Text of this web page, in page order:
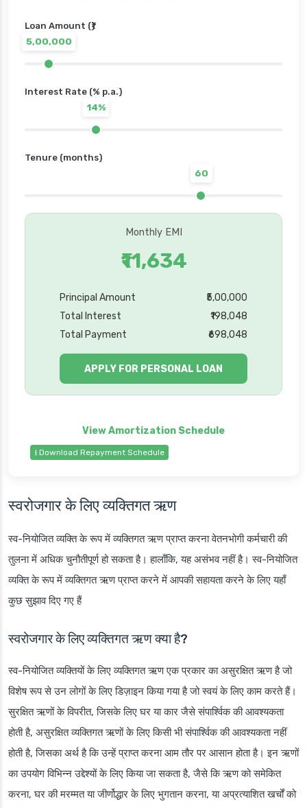
Loan Amount (₹)
5,00,000
Interest Rate (% p.a.)
14%
Tenure (months)
60
Monthly EMI
₹11,634
Principal Amount
₹5,00,000
Total Interest
₹198,048
Total Payment
₹698,048
APPLY FOR PERSONAL LOAN
⭳ Download Repayment Schedule
स्वरोजगार के लिए व्यक्तिगत ऋण
स्व-नियोजित व्यक्ति के रूप में व्यक्तिगत ऋण प्राप्त करना वेतनभोगी कर्मचारी की
तुलना में अधिक चुनौतीपूर्ण हो सकता है। हालाँकि, यह असंभव नहीं है। स्व-नियोजित
व्यक्ति के रूप में व्यक्तिगत ऋण प्राप्त करने में आपकी सहायता करने के लिए यहाँ
कुछ सुझाव दिए गए हैं
स्वरोजगार के लिए व्यक्तिगत ऋण क्या है?
स्व-नियोजित व्यक्तियों के लिए व्यक्तिगत ऋण एक प्रकार का असुरक्षित ऋण है जो
विशेष रूप से उन लोगों के लिए डिज़ाइन किया गया है जो स्वयं के लिए काम करते हैं।
सुरक्षित ऋणों के विपरीत, जिसके लिए घर या कार जैसे संपार्श्विक की आवश्यकता
होती है, असुरक्षित व्यक्तिगत ऋणों के लिए किसी भी संपार्श्विक की आवश्यकता नहीं
होती है, जिसका अर्थ है कि उन्हें प्राप्त करना आम तौर पर आसान होता है। इन ऋणों
का उपयोग विभिन्न उद्देश्यों के लिए किया जा सकता है, जैसे कि ऋण को समेकित
करना, घर की मरम्मत या जीर्णोद्धार के लिए भुगतान करना, या अप्रत्याशित खर्चों को